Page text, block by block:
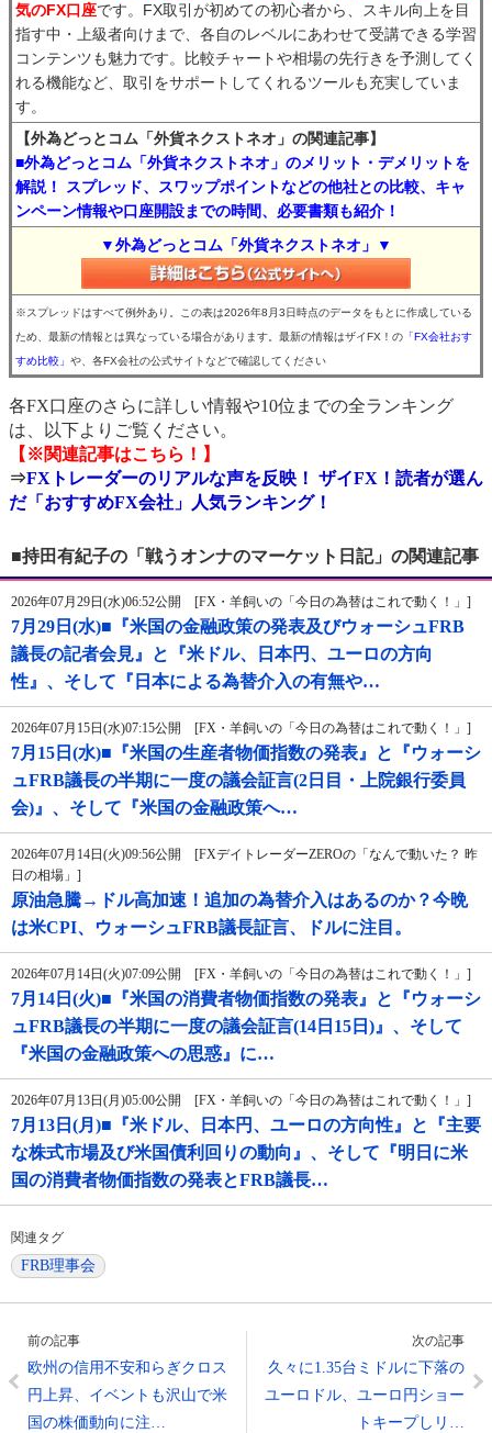
気のFX口座です。FX取引が初めての初心者から、スキル向上を目
指す中・上級者向けまで、各自のレベルにあわせて受講できる学習
コンテンツも魅力です。比較チャートや相場の先行きを予測してく
れる機能など、取引をサポートしてくれるツールも充実していま
す。
【外為どっとコム「外貨ネクストネオ」の関連記事】
■外為どっとコム「外貨ネクストネオ」のメリット・デメリットを
解説！ スプレッド、スワップポイントなどの他社との比較、キャ
ンペーン情報や口座開設までの時間、必要書類も紹介！
▼外為どっとコム「外貨ネクストネオ」▼
※スプレッドはすべて例外あり。この表は2026年8月3日時点のデータをもとに作成している
ため、最新の情報とは異なっている場合があります。最新の情報はザイFX！の 「FX会社おす
すめ比較」 や、各FX会社の公式サイトなどで確認してください
各FX口座のさらに詳しい情報や10位までの全ランキング
は、以下よりご覧ください。
【※関連記事はこちら！】
⇒FXトレーダーのリアルな声を反映！ ザイFX！読者が選ん
だ「おすすめFX会社」人気ランキング！
■持田有紀子の「戦うオンナのマーケット日記」の関連記事
2026年07月29日(水)06:52公開 [FX・羊飼いの「今日の為替はこれで動く！」]
7月29日(水)■『米国の金融政策の発表及びウォーシュFRB
議長の記者会見』と『米ドル、日本円、ユーロの方向
性』、そして『日本による為替介入の有無や…
2026年07月15日(水)07:15公開 [FX・羊飼いの「今日の為替はこれで動く！」]
7月15日(水)■『米国の生産者物価指数の発表』と『ウォーシ
ュFRB議長の半期に一度の議会証言(2日目・上院銀行委員
会)』、そして『米国の金融政策へ…
2026年07月14日(火)09:56公開 [FXデイトレーダーZEROの「なんで動いた？ 昨
日の相場」]
原油急騰→ドル高加速！追加の為替介入はあるのか？今晩
は米CPI、ウォーシュFRB議長証言、ドルに注目。
2026年07月14日(火)07:09公開 [FX・羊飼いの「今日の為替はこれで動く！」]
7月14日(火)■『米国の消費者物価指数の発表』と『ウォーシ
ュFRB議長の半期に一度の議会証言(14日15日)』、そして
『米国の金融政策への思惑』に…
2026年07月13日(月)05:00公開 [FX・羊飼いの「今日の為替はこれで動く！」]
7月13日(月)■『米ドル、日本円、ユーロの方向性』と『主要
な株式市場及び米国債利回りの動向』、そして『明日に米
国の消費者物価指数の発表とFRB議長…
関連タグ
FRB理事会
前の記事
欧州の信用不安和らぎクロス
円上昇、イベントも沢山で米
国の株価動向に注…
次の記事
久々に1.35台ミドルに下落の
ユーロドル、ユーロ円ショー
トキープしリ…